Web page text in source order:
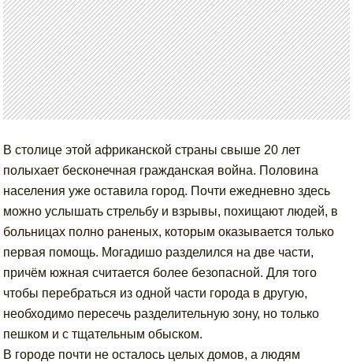
В столице этой африканской страны свыше 20 лет
полыхает бесконечная гражданская война. Половина
населения уже оставила город. Почти ежедневно здесь
можно услышать стрельбу и взрывы, похищают людей, в
больницах полно раненых, которым оказывается только
первая помощь. Могадишо разделился на две части,
причём южная считается более безопасной. Для того
чтобы перебраться из одной части города в другую,
необходимо пересечь разделительную зону, но только
пешком и с тщательным обыском.
В городе почти не осталось целых домов, а людям